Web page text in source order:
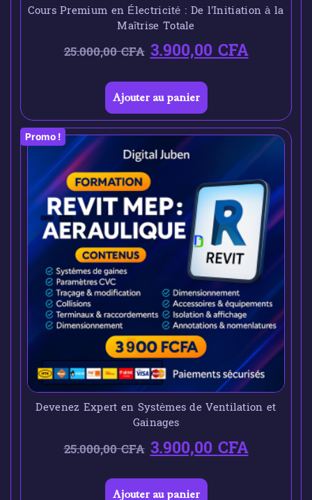
Cours Premium en Électricité : De l’Initiation à la
Maîtrise Totale
25.000,00CFA 3.900,00CFA
Ajouter au panier
Promo !
Devenez Expert en Systèmes de Ventilation et
Gainages
25.000,00CFA 3.900,00CFA
Ajouter au panier